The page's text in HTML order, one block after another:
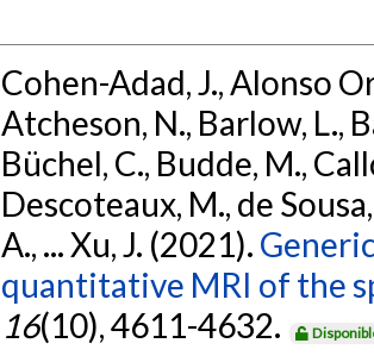
Cohen-Adad, J., Alonso
Atcheson, N., Barlow, L.,
Büchel, C., Budde, M.,
Descoteaux, M., de
A., ... Xu, J. (2021).
quantitative MRI of the
16(10), 4611-4632.